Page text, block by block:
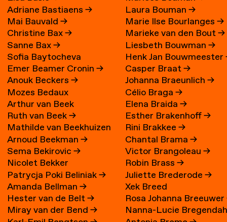
Adriane Bastiaens→
Mai Bauvald→
Christine Bax→
Sanne Bax→
Sofia Baytocheva
Iordanova
Emer Beamer Cronin→
Anouk Beckers→
Mozes Bedaux
Arthur van Beek
Ruth van Beek→
Mathilde van Beekhuizen
→
Arnoud Beekman→
Sema Bekirovic→
Nicolet Bekker
Patrycja Poki Beliniak→
Amanda Bellman→
Hester van de Belt→
Miray van der Bend→
Laura Bouman→
Marie Ilse Bourlanges→
Marieke van den Bout→
Liesbeth Bouwman→
Henk Jan Bouwmeester
Casper Braat→
Johanna Braeunlich→
Célio Braga→
Elena Braida→
Esther Brakenhoff→
Rini Brakkee→
Chantal Brama→
Victor Brangoleau→
Robin Brass→
Juliette Brederode→
Xek Breed
Rosa Johanna Breeuwer
Nanna-Lucie